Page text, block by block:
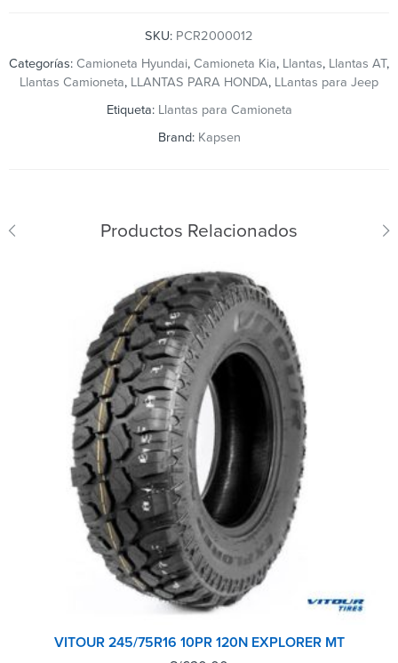
SKU: PCR2000012
Categorías: Camioneta Hyundai, Camioneta Kia, Llantas, Llantas AT,
Llantas Camioneta, LLANTAS PARA HONDA, LLantas para Jeep
Etiqueta: Llantas para Camioneta
Brand: Kapsen
Productos Relacionados
VITOUR 245/75R16 10PR 120N EXPLORER MT